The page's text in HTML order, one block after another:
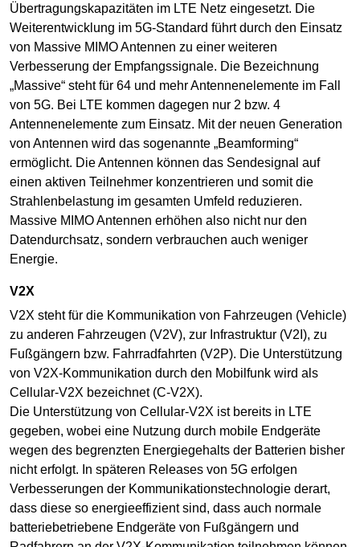
Übertragungskapazitäten im LTE Netz eingesetzt. Die
Weiterentwicklung im 5G-Standard führt durch den Einsatz
von Massive MIMO Antennen zu einer weiteren
Verbesserung der Empfangssignale. Die Bezeichnung
„Massive“ steht für 64 und mehr Antennenelemente im Fall
von 5G. Bei LTE kommen dagegen nur 2 bzw. 4
Antennenelemente zum Einsatz. Mit der neuen Generation
von Antennen wird das sogenannte „Beamforming“
ermöglicht. Die Antennen können das Sendesignal auf
einen aktiven Teilnehmer konzentrieren und somit die
Strahlenbelastung im gesamten Umfeld reduzieren.
Massive MIMO Antennen erhöhen also nicht nur den
Datendurchsatz, sondern verbrauchen auch weniger
Energie.
V2X
V2X steht für die Kommunikation von Fahrzeugen (Vehicle)
zu anderen Fahrzeugen (V2V), zur Infrastruktur (V2I), zu
Fußgängern bzw. Fahrradfahrten (V2P). Die Unterstützung
von V2X-Kommunikation durch den Mobilfunk wird als
Cellular-V2X bezeichnet (C-V2X).
Die Unterstützung von Cellular-V2X ist bereits in LTE
gegeben, wobei eine Nutzung durch mobile Endgeräte
wegen des begrenzten Energiegehalts der Batterien bisher
nicht erfolgt. In späteren Releases von 5G erfolgen
Verbesserungen der Kommunikationstechnologie derart,
dass diese so energieeffizient sind, dass auch normale
batteriebetriebene Endgeräte von Fußgängern und